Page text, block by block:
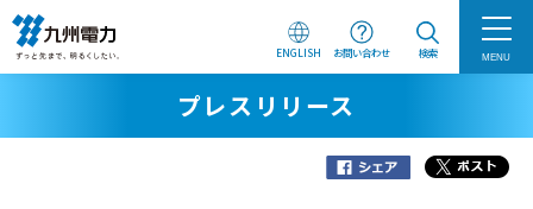
ENGLISH お問い合わせ 検索 MENU
プレスリリース